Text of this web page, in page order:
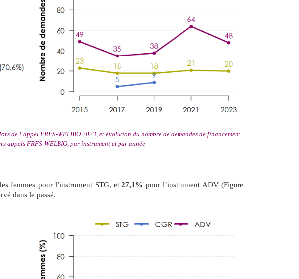
de l’appel FRFS-WELBIO 2023, et évolution du nombre de demandes de financement
appels FRFS-WELBIO, par instrument et par année
femmes pour l’instrument STG, et27,1% pour l’instrument ADV (Figure
dans le passé.